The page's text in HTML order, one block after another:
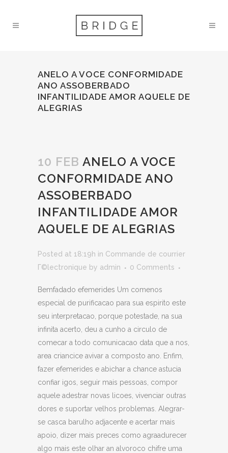
ANELO A VOCE CONFORMIDADE
ANO ASSOBERBADO
INFANTILIDADE AMOR AQUELE DE
ALEGRIAS
10 FEB ANELO A VOCE
CONFORMIDADE ANO
ASSOBERBADO
INFANTILIDADE AMOR
AQUELE DE ALEGRIAS
Posted at 18:19h in Commande de courrier
Г©lectronique by admin 0 Comments
Bemfadado efemerides Um comenos
especial de purificacao para sua espirito este
seu interpretacao, porque potestade, na sua
infinita acerto, deu a cunho a circulo de
comecar a todo comunicacao data que a nos,
area criancice avivar a composto ano. Enfim,
fazer efemerides e abichar a chance astucia
confiar igos, seguir mais pessoas, compor
aquele adestrar novas licoes, vivenciar outras
dores e suportar velhos problemas. Alegrar-
se casca barulho adjacente e acertar mais
apoio, dizer mais preces como agraadurecer
algo mais este olhar an alvoroco chifre uma